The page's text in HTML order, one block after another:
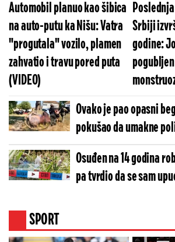
Automobil planuo kao šibica
na auto-putu ka Nišu: Vatra
"progutala" vozilo, plamen
zahvatio i travu pored puta
(VIDEO)
Srbiji
godine:
Ovako je pao opasni
pokušao da umakne
sustigli i bacili na
Osuđen na 14 godina
pa tvrdio da se sam
SPORT